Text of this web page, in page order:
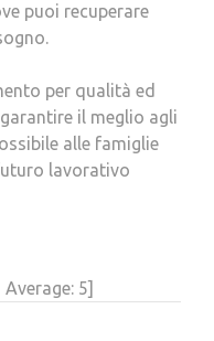
puoi recuperare
per qualità ed
il meglio agli
alle famiglie
lavorativo
Average: 5]